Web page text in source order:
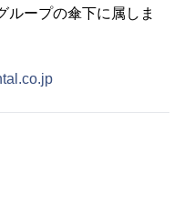
ループの傘下に属しま